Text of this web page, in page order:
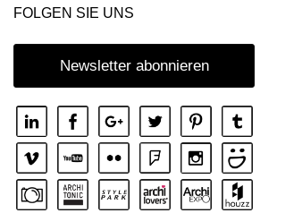
FOLGEN SIE UNS
Newsletter abonnieren